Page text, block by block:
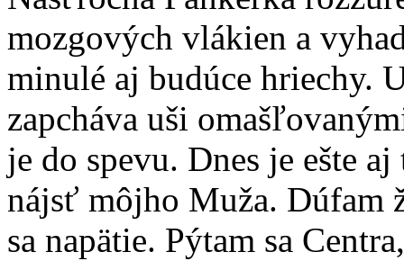
mozgových vlákien a
minulé aj budúce hriechy.
zapcháva uši
je do spevu. Dnes je ešte
nájsť môjho Muža. Dúfam
sa napätie. Pýtam sa